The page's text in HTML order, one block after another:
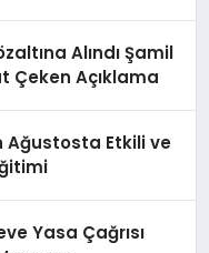
Alındı Şamil
Çeken Açıklama
Ağustosta Etkili ve
Yasa Çağrısı